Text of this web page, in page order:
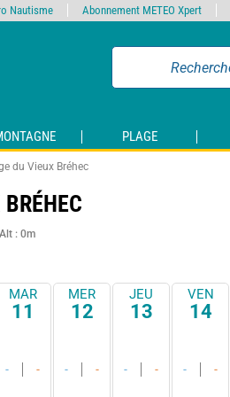
PLAGE
du Vieux Bréhec
Alt : 0m
MAR
11
- -
MER
12
- -
JEU
13
- -
VEN
14
- -
Nautisme Abonnement METEO Xpert